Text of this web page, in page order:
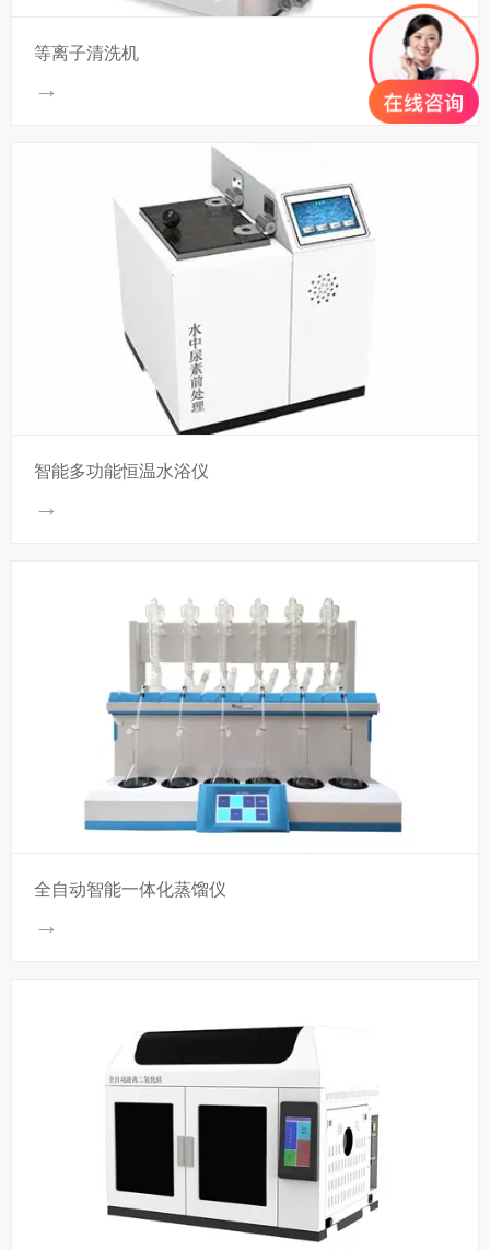
等离子清洗机
→
智能多功能恒温水浴仪
→
全自动智能一体化蒸馏仪
→